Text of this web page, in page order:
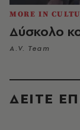
MORE IN
Δύσκολο
A.V. Team
ΔΕΙΤΕ